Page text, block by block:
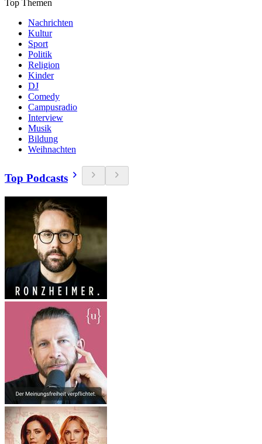
Top Themen
Nachrichten
Kultur
Sport
Politik
Religion
Kinder
DJ
Comedy
Campusradio
Interview
Musik
Bildung
Weihnachten
Top Podcasts